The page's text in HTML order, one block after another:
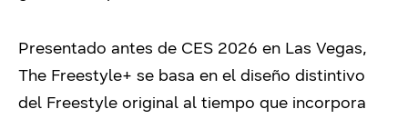
Presentado antes de CES 2026 en Las Vegas,
The Freestyle+ se basa en el diseño distintivo
del Freestyle original al tiempo que incorpora